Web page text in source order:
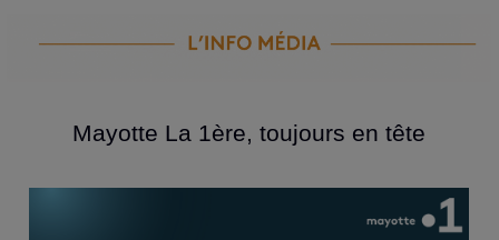
Mayotte La 1ère, toujours en tête